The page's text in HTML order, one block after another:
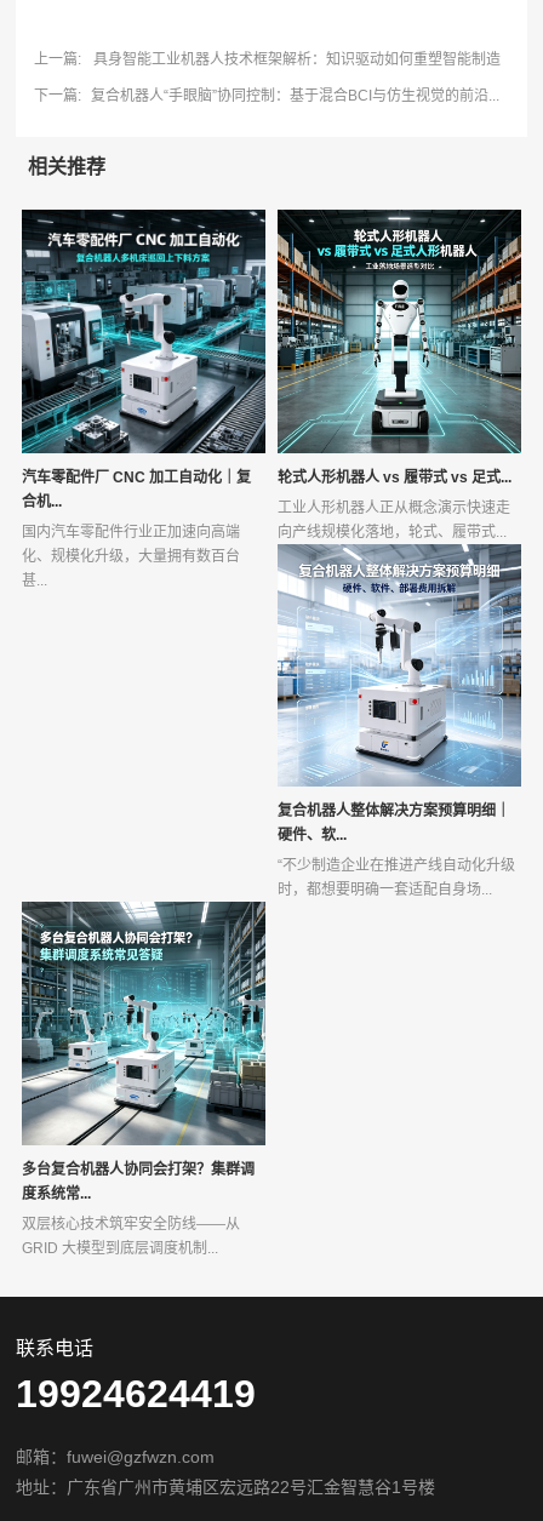
上一篇: 具身智能工业机器人技术框架解析：知识驱动如何重塑智能制造
下一篇: 复合机器人“手眼脑”协同控制：基于混合BCI与仿生视觉的前沿...
相关推荐
汽车零配件厂 CNC 加工自动化｜复
合机...
国内汽车零配件行业正加速向高端
化、规模化升级，大量拥有数百台
甚...
轮式人形机器人 vs 履带式 vs 足式...
工业人形机器人正从概念演示快速走
向产线规模化落地，轮式、履带式...
复合机器人整体解决方案预算明细｜
硬件、软...
“不少制造企业在推进产线自动化升级
时，都想要明确一套适配自身场...
多台复合机器人协同会打架？集群调
度系统常...
双层核心技术筑牢安全防线——从
GRID 大模型到底层调度机制...
联系电话
19924624419
邮箱：fuwei@gzfwzn.com
地址：广东省广州市黄埔区宏远路22号汇金智慧谷1号楼